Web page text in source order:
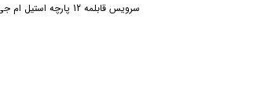
سرویس قابلمه 12 پارچه استیل ام جی اس مدل CWS5110